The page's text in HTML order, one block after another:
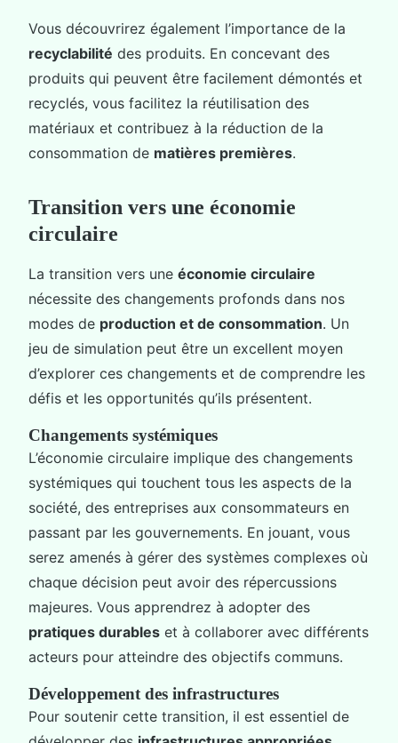
Vous découvrirez également l’importance de la
recyclabilité des produits. En concevant des
produits qui peuvent être facilement démontés et
recyclés, vous facilitez la réutilisation des
matériaux et contribuez à la réduction de la
consommation de matières premières.
Transition vers une économie
circulaire
La transition vers une économie circulaire
nécessite des changements profonds dans nos
modes de production et de consommation. Un
jeu de simulation peut être un excellent moyen
d’explorer ces changements et de comprendre les
défis et les opportunités qu’ils présentent.
Changements systémiques
L’économie circulaire implique des changements
systémiques qui touchent tous les aspects de la
société, des entreprises aux consommateurs en
passant par les gouvernements. En jouant, vous
serez amenés à gérer des systèmes complexes où
chaque décision peut avoir des répercussions
majeures. Vous apprendrez à adopter des
pratiques durables et à collaborer avec différents
acteurs pour atteindre des objectifs communs.
Développement des infrastructures
Pour soutenir cette transition, il est essentiel de